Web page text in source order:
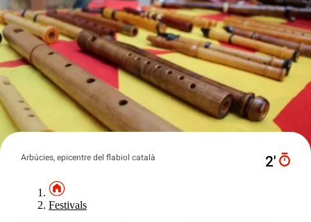
Arbúcies, epicentre del flabiol català 2′
Festivals